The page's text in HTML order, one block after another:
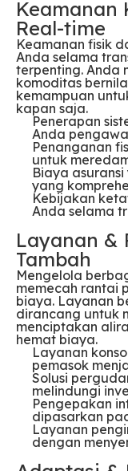
Keamanan
Real-time
Keamanan fisik
Anda selama
terpenting. Anda
komoditas
kemampuan
kapan saja.
Penerapan
Anda
Penanganan
untuk
Biaya
yang
Kebijakan
Anda selama
Layanan &
Tambah
Mengelola
memecah rantai
biaya. Layanan
dirancang untuk
menciptakan
hemat biaya.
Layanan
pemasok
Solusi
melindungi
Pengepakan
dipasarkan
Layanan
dengan